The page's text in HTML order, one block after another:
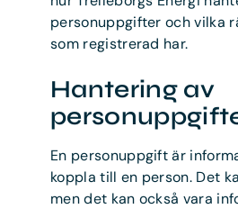
personuppgifter och vilka
som registrerad har.
Hantering av
En personuppgift är
koppla till en person. Det
men det kan också vara